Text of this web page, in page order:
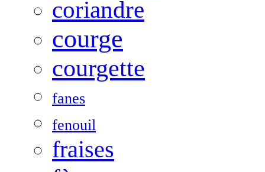
coriandre
courge
courgette
fanes
fenouil
fraises